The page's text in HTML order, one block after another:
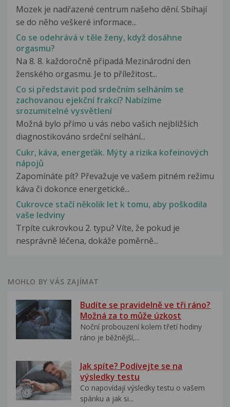
Mozek je nadřazené centrum našeho dění. Sbíhají
se do něho veškeré informace...
Co se odehrává v těle ženy, když dosáhne
orgasmu?
Na 8. 8. každoročně připadá Mezinárodní den
ženského orgasmu. Je to příležitost...
Co si představit pod srdečním selháním se
zachovanou ejekční frakcí? Nabízíme
srozumitelné vysvětlení
Možná bylo přímo u vás nebo vašich nejbližších
diagnostikováno srdeční selhání...
Cukr, káva, energeťák. Mýty a rizika kofeinových
nápojů
Zapomínáte pít? Převažuje ve vašem pitném režimu
káva či dokonce energetické...
Cukrovce stačí několik let k tomu, aby poškodila
vaše ledviny
Trpíte cukrovkou 2. typu? Víte, že pokud je
nesprávně léčena, dokáže poměrně...
MOHLO BY VÁS ZAJÍMAT
Budíte se pravidelně ve tři ráno?
Možná za to může úzkost
Noční probouzení kolem třetí hodiny
ráno je běžnější,...
Jak spíte? Podívejte se na
výsledky testu
Co napovídají výsledky testu o vašem
spánku a jak si...